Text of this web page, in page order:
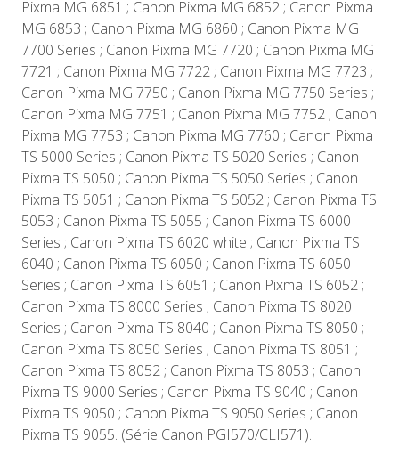
Pixma MG 6851 ; Canon Pixma MG 6852 ; Canon Pixma
MG 6853 ; Canon Pixma MG 6860 ; Canon Pixma MG
7700 Series ; Canon Pixma MG 7720 ; Canon Pixma MG
7721 ; Canon Pixma MG 7722 ; Canon Pixma MG 7723 ;
Canon Pixma MG 7750 ; Canon Pixma MG 7750 Series ;
Canon Pixma MG 7751 ; Canon Pixma MG 7752 ; Canon
Pixma MG 7753 ; Canon Pixma MG 7760 ; Canon Pixma
TS 5000 Series ; Canon Pixma TS 5020 Series ; Canon
Pixma TS 5050 ; Canon Pixma TS 5050 Series ; Canon
Pixma TS 5051 ; Canon Pixma TS 5052 ; Canon Pixma TS
5053 ; Canon Pixma TS 5055 ; Canon Pixma TS 6000
Series ; Canon Pixma TS 6020 white ; Canon Pixma TS
6040 ; Canon Pixma TS 6050 ; Canon Pixma TS 6050
Series ; Canon Pixma TS 6051 ; Canon Pixma TS 6052 ;
Canon Pixma TS 8000 Series ; Canon Pixma TS 8020
Series ; Canon Pixma TS 8040 ; Canon Pixma TS 8050 ;
Canon Pixma TS 8050 Series ; Canon Pixma TS 8051 ;
Canon Pixma TS 8052 ; Canon Pixma TS 8053 ; Canon
Pixma TS 9000 Series ; Canon Pixma TS 9040 ; Canon
Pixma TS 9050 ; Canon Pixma TS 9050 Series ; Canon
Pixma TS 9055. (Série Canon PGI570/CLI571).